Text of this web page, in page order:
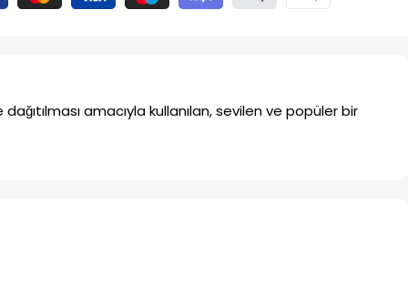
amacıyla kullanılan, sevilen ve popüler bir